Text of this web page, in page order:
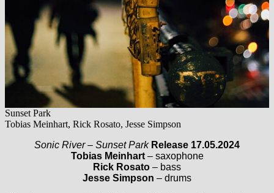
Sunset Park
Tobias Meinhart, Rick Rosato, Jesse Simpson
Sonic River – Sunset Park Release 17.05.2024
Tobias Meinhart– saxophone
Rick Rosato – bass
Jesse Simpson – drums